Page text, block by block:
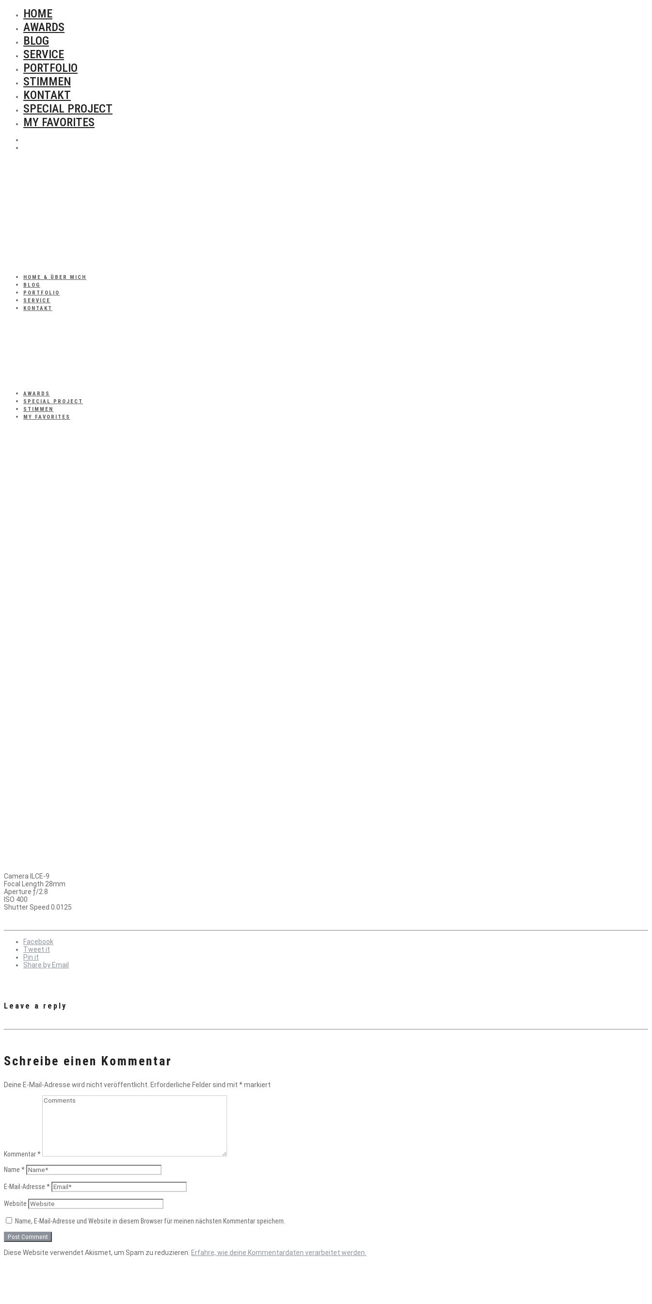
HOME
AWARDS
BLOG
SERVICE
PORTFOLIO
STIMMEN
KONTAKT
SPECIAL PROJECT
MY FAVORITES
HOME & ÜBER MICH
BLOG
PORTFOLIO
SERVICE
KONTAKT
AWARDS
SPECIAL PROJECT
STIMMEN
MY FAVORITES
Camera ILCE-9
Focal Length 28mm
Aperture ƒ/2.8
ISO 400
Shutter Speed 0.0125
Facebook
Tweet it
Pin it
Share by Email
Leave a reply
Schreibe einen Kommentar
Deine E-Mail-Adresse wird nicht veröffentlicht. Erforderliche Felder sind mit *markiert
Kommentar*
Name *
E-Mail-Adresse *
Website
Name, E-Mail-Adresse und Website in diesem Browser für meinen nächsten Kommentar speichern.
Diese Website verwendet Akismet, um Spam zu reduzieren. Erfahre, wie deine Kommentardaten verarbeitet werden.